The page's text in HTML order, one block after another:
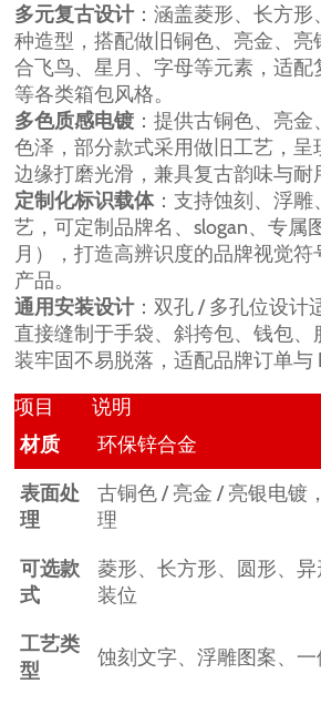
多元复古设计：涵盖菱形、长方形
种造型，搭配做旧铜色、亮金、亮
合飞鸟、星月、字母等元素，适
等各类箱包风格。
多色质感电镀 ：提供古铜色、亮
色泽，部分款式采用做旧工艺，呈
边缘打磨光滑，兼具复古韵味与耐
定制化标识载体：支持蚀刻、浮雕
艺，可定制品牌名、slogan、专属
月），打造高辨识度的品牌视觉
产品。
通用安装设计：双孔 / 多孔位设计
直接缝制于手袋、斜挎包、钱包、
装牢固不易脱落，适配品牌订单与
项目
说明
材质
环保锌合金
表面处
理
古铜色 / 亮金 / 亮银电镀
理
可选款
式
菱形、长方形、圆形、
装位
工艺类
型
蚀刻文字、浮雕图案、